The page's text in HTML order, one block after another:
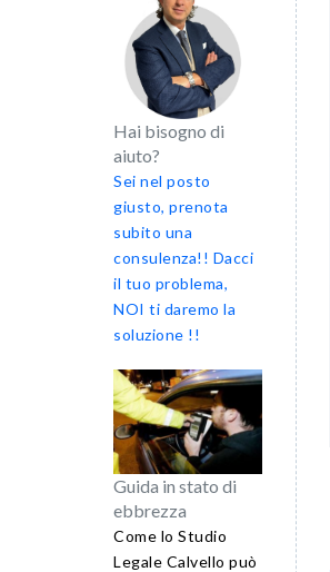
Hai bisogno di
aiuto?
Sei nel posto
giusto, prenota
subito una
consulenza!! Dacci
il tuo problema,
NOI ti daremo la
soluzione !!
Guida in stato di
ebbrezza
Come lo Studio
Legale Calvello può